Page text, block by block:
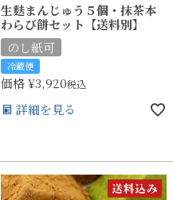
生麩まんじゅう５個・抹茶本
わらび餅セット【送料別】
のし紙可
冷蔵便
価格¥3,920税込
詳細を見る